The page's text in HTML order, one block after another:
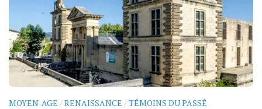
MOYEN-AGE /RENAISSANCE /TÉMOINS DU PASSÉ